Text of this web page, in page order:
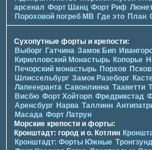
арсенал Форт Шанц Форт Риф
Пороховой погреб МВ Где это План
Сухопутные форты и крепости:
Выборг Гатчина Замок Бип
Кирилловский Монастырь Копорье
Печорcкий монастырь Порхов Псков
Шлиссельбург Замок Разеборг
Лапеенранта Савонлинна Тааветти
Висбю Форт Хойторп Фредрикстад
Аренсбург Нарва Таллинн
Масада Форт Латрун
Морские крепости и форты:
Кронштадт: город и о. Котлин
Кронштадт: Форты Южные Тронгзунд